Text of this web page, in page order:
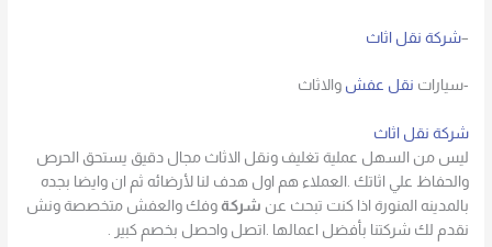
–شركة نقل اثاث
-سيارات نقل عفش والاثاث
شركة نقل اثاث
ليس من السهل عملية تغليف ونقل الاثاث مجال دقيق يستحق الحرص
والحفاظ علي اثاتك .العملاء هم اول هدف لنا لأرضائه ثم ان وايضا بجده
بالمدينه المنورة اذا كنت تبحث عن شركة وفك والعفش متخصصة ونش
نقدم لك شركتنا بأفضل اعمالها .اتصل واحصل بخصم كبير .